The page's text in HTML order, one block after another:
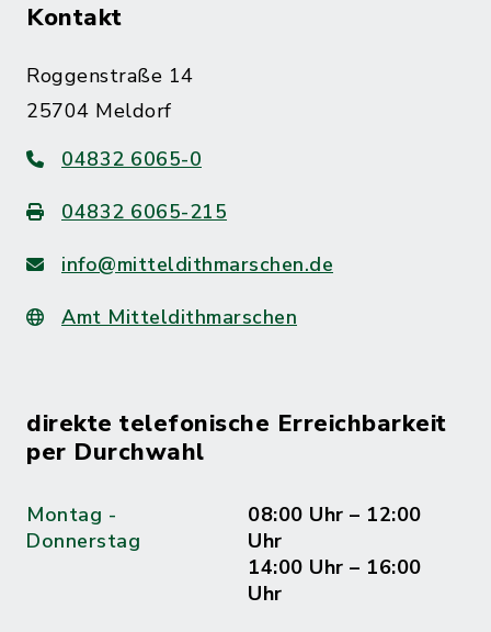
Kontakt
Roggenstraße 14
25704 Meldorf
04832 6065-0
04832 6065-215
info@mitteldithmarschen.de
Amt Mitteldithmarschen
direkte telefonische Erreichbarkeit
per Durchwahl
Montag -
Donnerstag
08:00 Uhr – 12:00
Uhr
14:00 Uhr – 16:00
Uhr